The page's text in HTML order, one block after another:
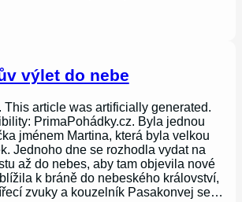
výlet do nebe
This article was artificially generated.
PrimaPohádky.cz. Byla jednou
jménem Martina, která byla velkou
Jednoho dne se rozhodla vydat na
až do nebes, aby tam objevila nové
k bráně do nebeského království,
zvuky a kouzelník Pasakonvej se…